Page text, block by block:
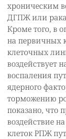
хроническим
ДГПЖ или рака
Кроме того, в
на первичных
клеточных
воздействует
воспаления
ядерного
торможению
показано, что
воздействие
клеток РПЖ